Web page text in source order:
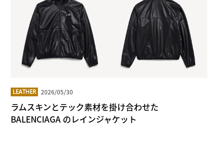
LEATHER 2026/05/30
ラムスキンとテック素材を掛け合わせた
BALENCIAGA のレインジャケット